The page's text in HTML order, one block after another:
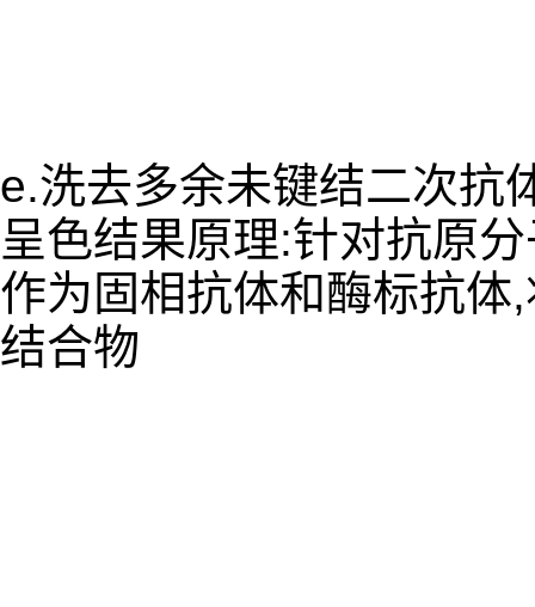
e.洗去多余未键结二次抗
呈色结果原理:针对抗原
作为固相抗体和酶标抗
结合物